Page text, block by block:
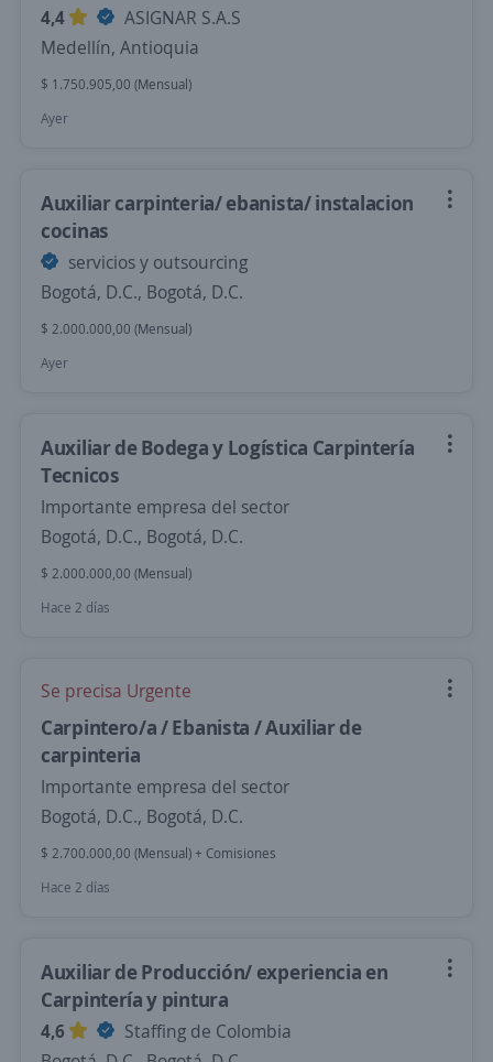
4,4
ASIGNAR S.A.S
Medellín, Antioquia
$ 1.750.905,00 (Mensual)
Ayer
Auxiliar carpinteria/ ebanista/ instalacion
cocinas
servicios y outsourcing
Bogotá, D.C., Bogotá, D.C.
$ 2.000.000,00 (Mensual)
Ayer
Auxiliar de Bodega y Logística Carpintería
Tecnicos
Importante empresa del sector
Bogotá, D.C., Bogotá, D.C.
$ 2.000.000,00 (Mensual)
Hace 2 días
Se precisa Urgente
Carpintero/a / Ebanista / Auxiliar de
carpinteria
Importante empresa del sector
Bogotá, D.C., Bogotá, D.C.
$ 2.700.000,00 (Mensual) + Comisiones
Hace 2 días
Auxiliar de Producción/ experiencia en
Carpintería y pintura
4,6
Staffing de Colombia